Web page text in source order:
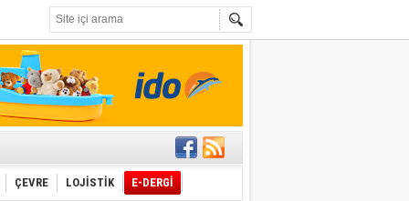
ÇEVRE LOJİSTİK E-DERGİ